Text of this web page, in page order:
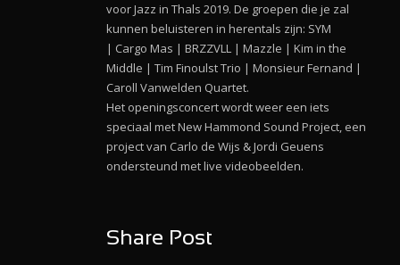
voor Jazz in Thals 2019. De groepen die je zal
kunnen beluisteren in herentals zijn: SYM
| Cargo Mas | BRZZVLL | Mazzle | Kim in the
Middle | Tim Finoulst Trio | Monsieur Fernand |
Caroll Vanwelden Quartet.
Het openingsconcert wordt weer een iets
speciaal met New Hammond Sound Project, een
project van Carlo de Wijs & Jordi Geuens
ondersteund met live videobeelden.
Share Post